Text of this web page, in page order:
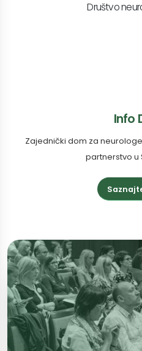
Društvo
Info
Zajednički dom za
partnerstvo u